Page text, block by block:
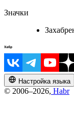
Значки
Настройка языка
© 2006–2026, Habr